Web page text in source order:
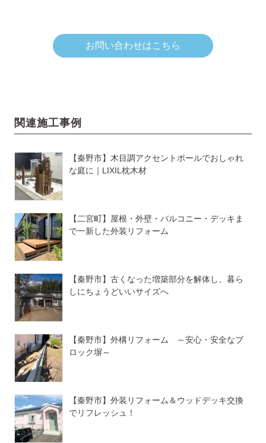
お問い合わせはこちら
関連施工事例
【秦野市】木目調アクセントポールでおしゃれ
な庭に｜LIXIL枕木材
【二宮町】屋根・外壁・バルコニー・デッキま
で一新した外装リフォーム
【秦野市】古くなった増築部分を解体し、暮ら
しにちょうどいいサイズへ
【秦野市】外構リフォーム ～安心・安全なブ
ロック塀～
【秦野市】外装リフォーム＆ウッドデッキ交換
でリフレッシュ！